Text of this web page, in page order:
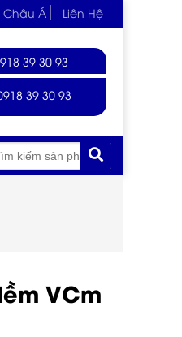
Châu Á Liên Hệ
39 30 93
39 30 93
VCm